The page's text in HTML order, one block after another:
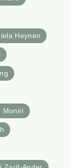
Heynen
Moniri